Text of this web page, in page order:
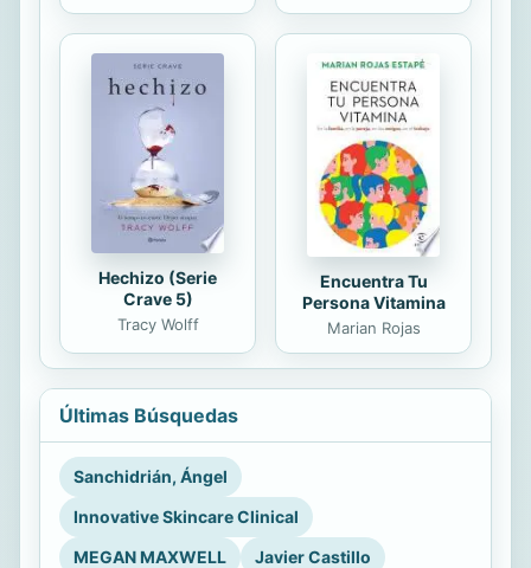
Hechizo (Serie
Crave 5)
Tracy Wolff
Encuentra Tu
Persona Vitamina
Marian Rojas
Últimas Búsquedas
Sanchidrián, Ángel
Innovative Skincare Clinical
MEGAN MAXWELL
Javier Castillo